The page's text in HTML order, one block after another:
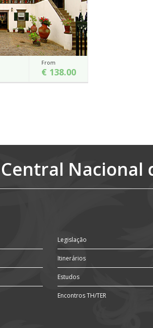
From
€ 138.00
Fala-se Espanhol
Ver
Central Nacional
Legislação
Itinerários
Estudos
Encontros TH/TER